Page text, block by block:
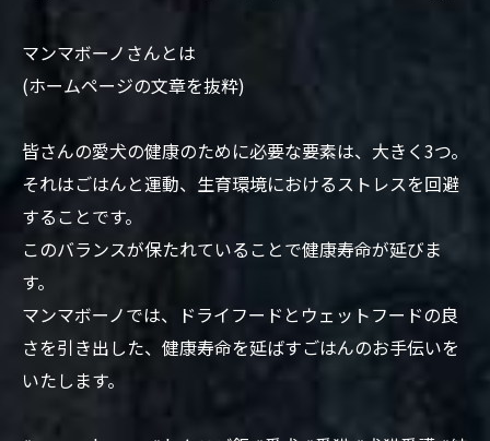
マンマボーノさんとは
(ホームページの文章を抜粋)
皆さんの愛犬の健康のために必要な要素は、大きく3つ。
それはごはんと運動、生育環境におけるストレスを回避
することです。
このバランスが保たれていることで健康寿命が延びま
す。
マンマボーノでは、ドライフードとウェットフードの良
さを引き出した、健康寿命を延ばすごはんのお手伝いを
いたします。